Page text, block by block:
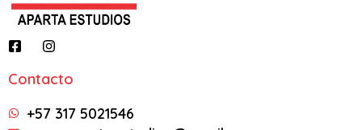
Contacto
+57 317 5021546